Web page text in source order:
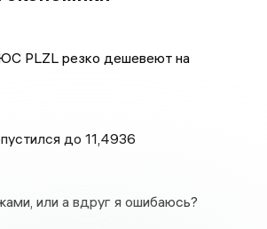
PLZL резко дешевеют на
до 11,4936
или а вдруг я ошибаюсь?